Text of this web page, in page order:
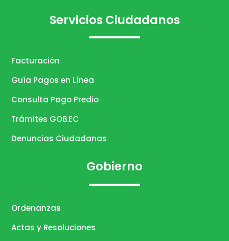
Servicios Ciudadanos
Facturación
Guía Pagos en Línea
Consulta Pago Predio
Trámites GOB.EC
Denuncias Ciudadanas
Gobierno
Ordenanzas
Actas y Resoluciones